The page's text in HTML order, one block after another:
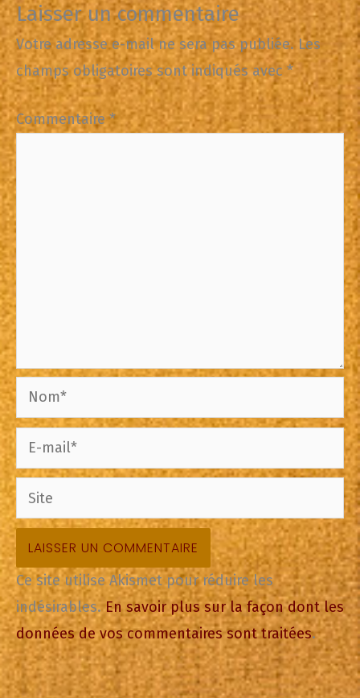
Laisser un commentaire
Votre adresse e-mail ne sera pas publiée. Les
champs obligatoires sont indiqués avec *
Commentaire*
Nom*
E-
mail*
Site
Ce site utilise Akismet pour réduire les
indésirables.En savoir plus sur la façon dont les
données de vos commentaires sont traitées.